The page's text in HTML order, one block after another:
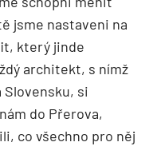
jsme nastaveni na
který jinde
architekt, s nímž
Slovensku, si
do Přerova,
co všechno pro něj